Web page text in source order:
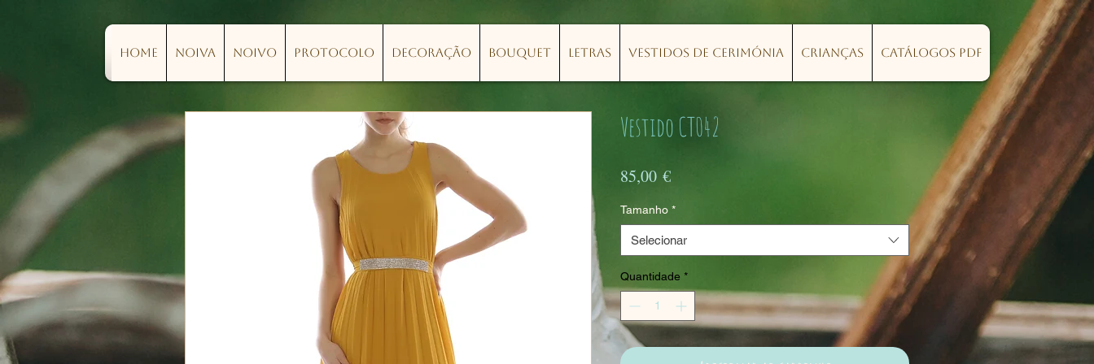
Home Noiva Noivo Protocolo Decoração Bouquet Letras Vestidos de Cerimónia Crianças Catálogos PDF
Vestido CT042
85,00 €Preço
Tamanho *
Selecionar
Quantidade *